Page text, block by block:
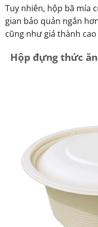
Tuy nhiên, hộp bã mía
gian bảo quản ngắn
cũng như giá thành
Hộp đựng thức